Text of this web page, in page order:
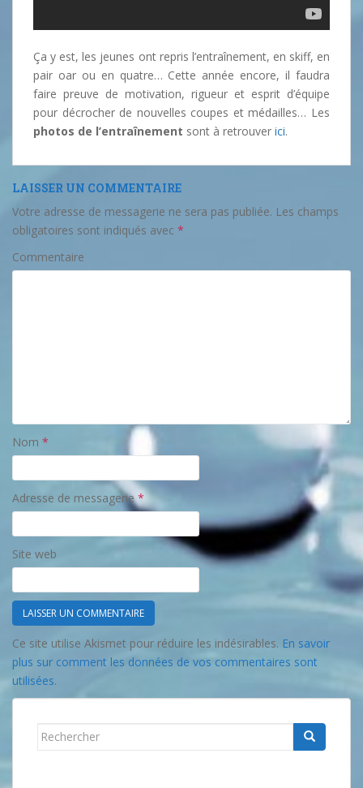
Ça y est, les jeunes ont repris l’entraînement, en skiff, en
pair oar ou en quatre… Cette année encore, il faudra
faire preuve de motivation, rigueur et esprit d’équipe
pour décrocher de nouvelles coupes et médailles… Les
photos de l’entraînement sont à retrouver ici.
LAISSER UN COMMENTAIRE
Votre adresse de messagerie ne sera pas publiée. Les champs
obligatoires sont indiqués avec *
Commentaire
Nom *
Adresse de messagerie*
Site web
Ce site utilise Akismet pour réduire les indésirables. En savoir
plus sur comment les données de vos commentaires sont
utilisées.
Rechercher...